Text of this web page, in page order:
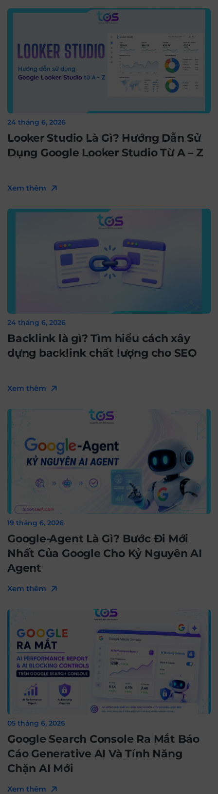
24 tháng 6, 2026
Looker Studio Là Gì? Hướng Dẫn Sử
Dụng Google Looker Studio Từ A – Z
Xem thêm
24 tháng 6, 2026
Backlink là gì? Tìm hiểu cách xây
dựng backlink chất lượng cho SEO
Xem thêm
19 tháng 6, 2026
Google-Agent Là Gì? Bước Đi Mới
Nhất Của Google Cho Kỷ Nguyên AI
Agent
Xem thêm
05 tháng 6, 2026
Google Search Console Ra Mắt Báo
Cáo Generative AI Và Tính Năng
Chặn AI Mới
Xem thêm